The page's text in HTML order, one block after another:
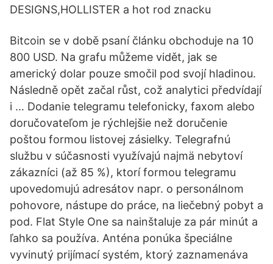
DESIGNS,HOLLISTER a hot rod znacku
Bitcoin se v době psaní článku obchoduje na 10
800 USD. Na grafu můžeme vidět, jak se
americký dolar pouze smočil pod svojí hladinou.
Následně opět začal růst, což analytici předvídají
i … Dodanie telegramu telefonicky, faxom alebo
doručovateľom je rýchlejšie než doručenie
poštou formou listovej zásielky. Telegrafnú
službu v súčasnosti využívajú najmä nebytoví
zákazníci (až 85 %), ktorí formou telegramu
upovedomujú adresátov napr. o personálnom
pohovore, nástupe do práce, na liečebný pobyt a
pod. Flat Style One sa nainštaluje za pár minút a
ľahko sa používa. Anténa ponúka špeciálne
vyvinutý prijímací systém, ktorý zaznamenáva